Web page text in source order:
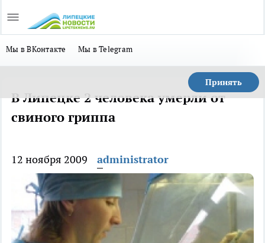
Мы в ВКонтакте Мы в Telegram
Принять
В Липецке 2 человека умерли от
свиного гриппа
12 ноября 2009 administrator